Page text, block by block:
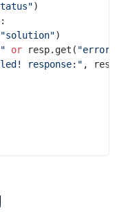
)
:
"solution")
or resp.get( "errorId"
response:" ,